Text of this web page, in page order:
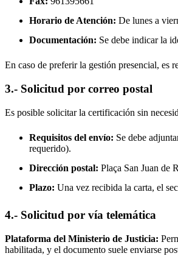
Horario de Atención: De lunes a
Documentación: Se debe indicar la
En caso de preferir la gestión presencial, es
3.- Solicitud por correo postal
Es posible solicitar la certificación sin
Requisitos del envío: Se debe
requerido).
Dirección postal: Plaça San Juan de
Plazo: Una vez recibida la carta, el
4.- Solicitud por vía telemática
Plataforma del Ministerio de Justicia:
habilitada, y el documento suele enviarse